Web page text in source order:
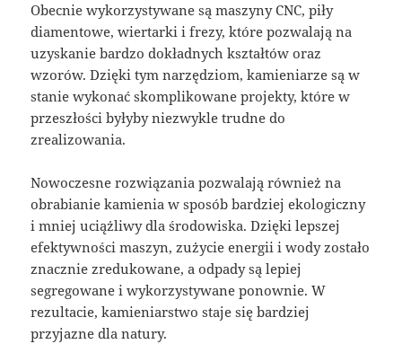
Obecnie wykorzystywane są maszyny CNC, piły
diamentowe, wiertarki i frezy, które pozwalają na
uzyskanie bardzo dokładnych kształtów oraz
wzorów. Dzięki tym narzędziom, kamieniarze są w
stanie wykonać skomplikowane projekty, które w
przeszłości byłyby niezwykle trudne do
zrealizowania.
Nowoczesne rozwiązania pozwalają również na
obrabianie kamienia w sposób bardziej ekologiczny
i mniej uciążliwy dla środowiska. Dzięki lepszej
efektywności maszyn, zużycie energii i wody zostało
znacznie zredukowane, a odpady są lepiej
segregowane i wykorzystywane ponownie. W
rezultacie, kamieniarstwo staje się bardziej
przyjazne dla natury.